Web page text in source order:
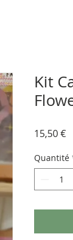
Kit
15,50 €
Quantité